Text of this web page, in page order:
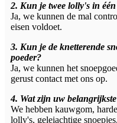
2. Kun je twee lolly's in
Ja, we kunnen de mal
eisen voldoet.
3. Kun je de knetterende
poeder?
Ja, we kunnen het
gerust contact met ons op.
4. Wat zijn uw
We hebben kauwgom,
lolly's, geleiachtige